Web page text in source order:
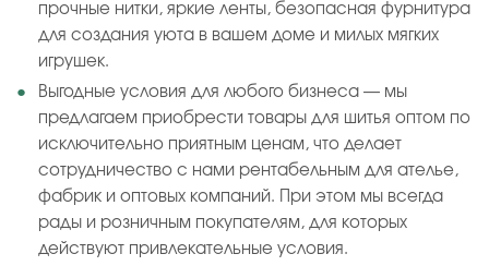
прочные нитки, яркие ленты, безопасная фурнитура
для создания уюта в вашем доме и милых мягких
игрушек.
Выгодные условия для любого бизнеса — мы
предлагаем приобрести товары для шитья оптом по
исключительно приятным ценам, что делает
сотрудничество с нами рентабельным для ателье,
фабрик и оптовых компаний. При этом мы всегда
рады и розничным покупателям, для которых
действуют привлекательные условия.